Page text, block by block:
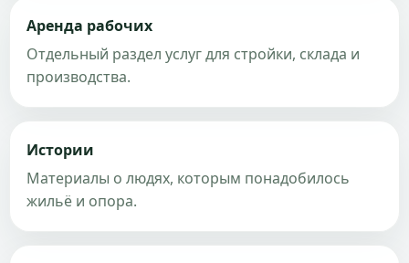
Аренда рабочих
Отдельный раздел услуг для стройки, склада и
производства.
Истории
Материалы о людях, которым понадобилось
жильё и опора.